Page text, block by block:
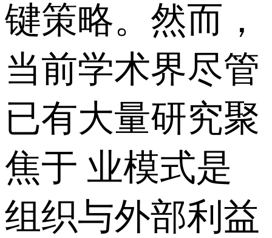
键策略。然而，
当前学术界尽管
已有大量研究聚
焦于 业模式是
组织与外部利益